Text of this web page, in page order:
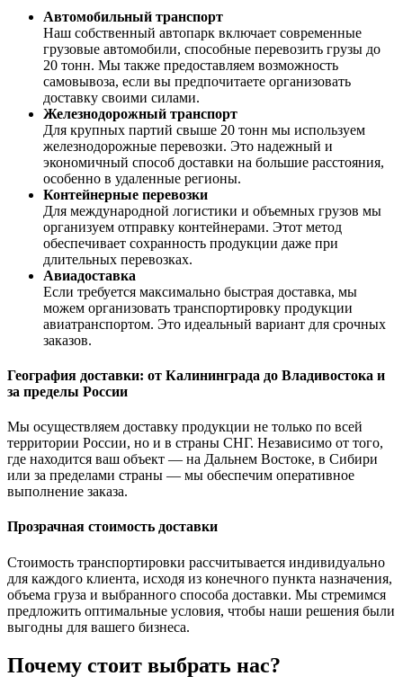
Автомобильный транспорт
Наш собственный автопарк включает современные
грузовые автомобили, способные перевозить грузы до
20 тонн. Мы также предоставляем возможность
самовывоза, если вы предпочитаете организовать
доставку своими силами.
Железнодорожный транспорт
Для крупных партий свыше 20 тонн мы используем
железнодорожные перевозки. Это надежный и
экономичный способ доставки на большие расстояния,
особенно в удаленные регионы.
Контейнерные перевозки
Для международной логистики и объемных грузов мы
организуем отправку контейнерами. Этот метод
обеспечивает сохранность продукции даже при
длительных перевозках.
Авиадоставка
Если требуется максимально быстрая доставка, мы
можем организовать транспортировку продукции
авиатранспортом. Это идеальный вариант для срочных
заказов.
География доставки: от Калининграда до Владивостока и
за пределы России
Мы осуществляем доставку продукции не только по всей
территории России, но и в страны СНГ. Независимо от того,
где находится ваш объект — на Дальнем Востоке, в Сибири
или за пределами страны — мы обеспечим оперативное
выполнение заказа.
Прозрачная стоимость доставки
Стоимость транспортировки рассчитывается индивидуально
для каждого клиента, исходя из конечного пункта назначения,
объема груза и выбранного способа доставки. Мы стремимся
предложить оптимальные условия, чтобы наши решения были
выгодны для вашего бизнеса.
Почему стоит выбрать нас?